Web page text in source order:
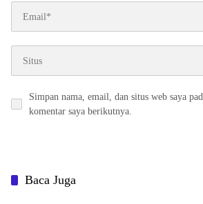
Simpan nama, email, dan situs web saya
komentar saya berikutnya.
Baca Juga